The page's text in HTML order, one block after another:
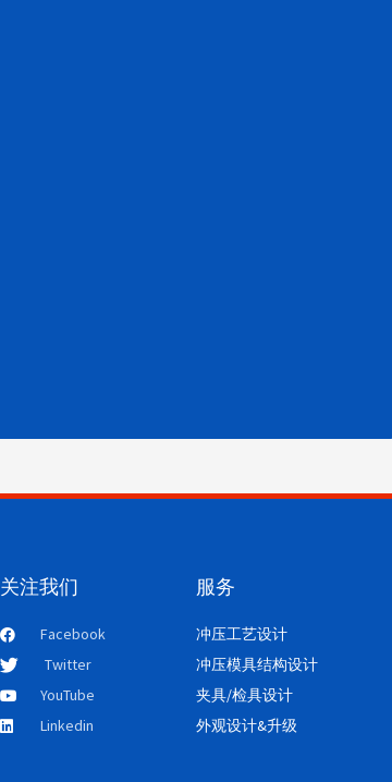
关注我们
Facebook
Twitter
YouTube
Linkedin
服务
冲压工艺设计
冲压模具结构设计
夹具/检具设计
外观设计&升级